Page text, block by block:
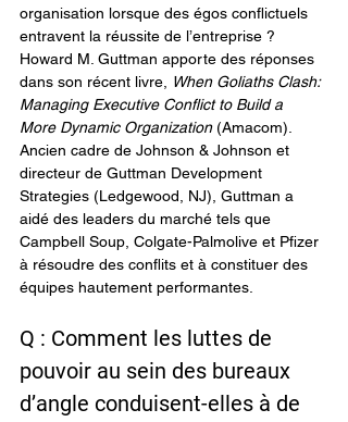
organisation lorsque des égos conflictuels
entravent la réussite de l’entreprise ?
Howard M. Guttman apporte des réponses
dans son récent livre,
When Goliaths Clash:
Managing Executive Conflict to Build a
More Dynamic Organization (Amacom).
Ancien cadre de Johnson & Johnson et
directeur de Guttman Development
Strategies (Ledgewood, NJ), Guttman a
aidé des leaders du marché tels que
Campbell Soup, Colgate-Palmolive et Pfizer
à résoudre des conflits et à constituer des
équipes hautement performantes.
Q : Comment les luttes de
pouvoir au sein des bureaux
d’angle conduisent-elles à de